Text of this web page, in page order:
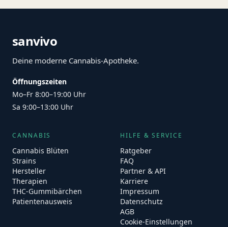
sanvivo
Deine moderne Cannabis-Apotheke.
Öffnungszeiten
Mo–Fr 8:00–19:00 Uhr
Sa 9:00–13:00 Uhr
CANNABIS
Cannabis Blüten
Strains
Hersteller
Therapien
THC-Gummibärchen
Patientenausweis
HILFE & SERVICE
Ratgeber
FAQ
Partner & API
Karriere
Impressum
Datenschutz
AGB
Cookie-Einstellungen